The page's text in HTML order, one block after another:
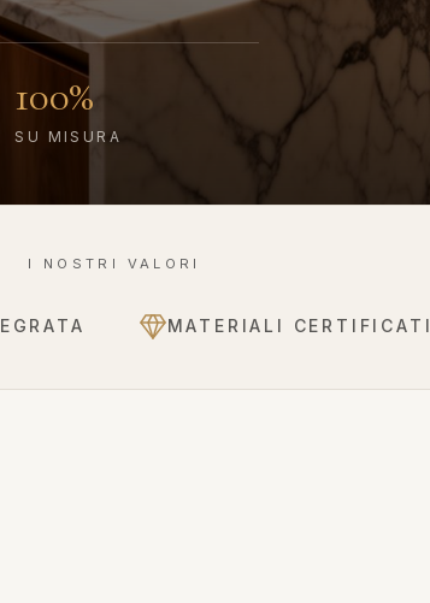
100%
SU MISURA
I NOSTRI VALORI
MATERIALI CERTIFICATI